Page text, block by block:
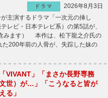
ドラマ
2026年8月3日
主演するドラマ「一次元の挿し
レビ・日本テレビ系）の第5話が、
みます） 本作は、松下龍之介氏の
200年前の人骨が、失踪した妹の
VIVANT」「まさか長野専務
文世）が…」「こうなると皆が
る」